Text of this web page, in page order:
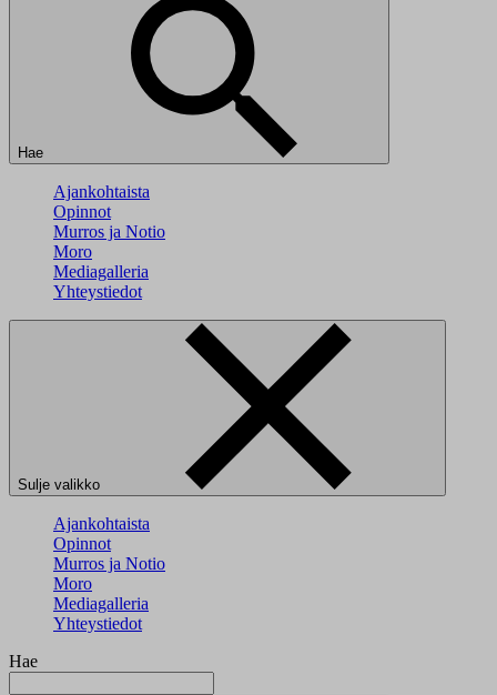
Hae
Ajankohtaista
Opinnot
Murros ja Notio
Moro
Mediagalleria
Yhteystiedot
Sulje valikko
Ajankohtaista
Opinnot
Murros ja Notio
Moro
Mediagalleria
Yhteystiedot
Hae